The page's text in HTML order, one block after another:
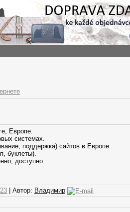
Европе.
системах.
поддержка) сайтов в Европе.
буклеты).
доступно.
| Автор: Владимир